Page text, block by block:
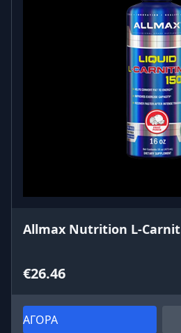
Allmax Nutrition L-Carnit
€26.46
ΑΓΟΡΑ